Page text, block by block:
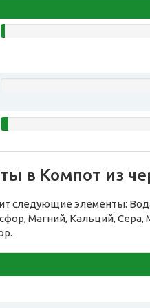
в Компот из
следующие элементы:
Магний, Кальций, Сера,